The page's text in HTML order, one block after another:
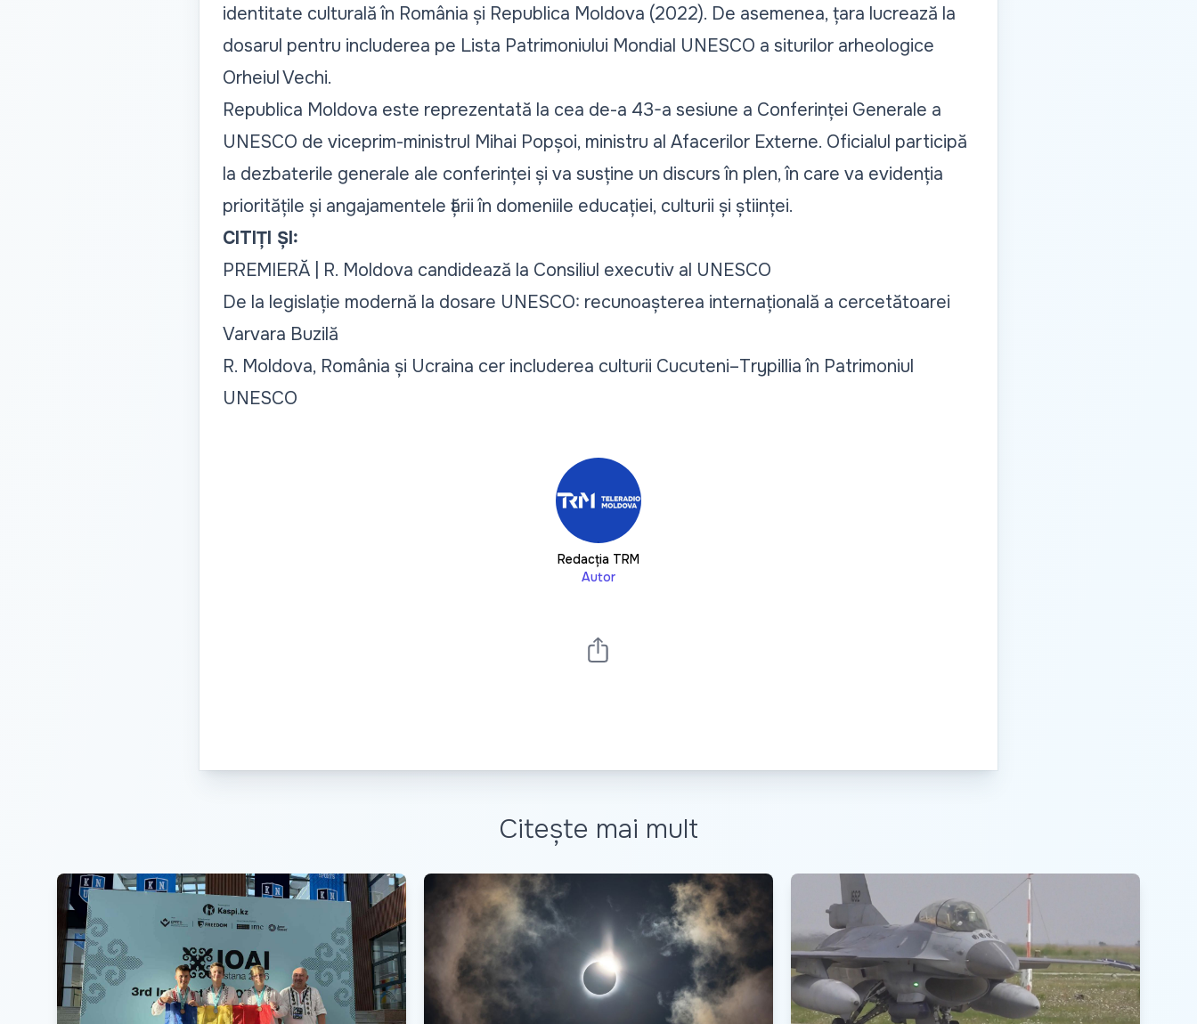
identitate culturală în România și Republica Moldova (2022). De asemenea, țara lucrează la
dosarul pentru includerea pe Lista Patrimoniului Mondial UNESCO a siturilor arheologice
Orheiul Vechi.
Republica Moldova este reprezentată la cea de-a 43-a sesiune a Conferinței Generale a
UNESCO de viceprim-ministrul Mihai Popșoi, ministru al Afacerilor Externe. Oficialul participă
la dezbaterile generale ale conferinței și va susține un discurs în plen, în care va evidenția
prioritățile și angajamentele țării în domeniile educației, culturii și științei.
CITIȚI ȘI:
PREMIERĂ | R. Moldova candidează la Consiliul executiv al UNESCO
De la legislație modernă la dosare UNESCO: recunoașterea internațională a cercetătoarei
Varvara Buzilă
R. Moldova, România și Ucraina cer includerea culturii Cucuteni–Trypillia în Patrimoniul
UNESCO
Redacția TRM
Autor
Citește mai mult